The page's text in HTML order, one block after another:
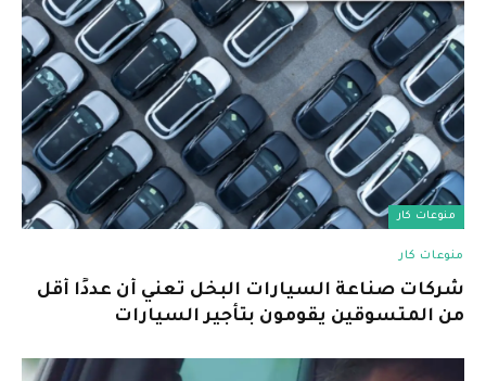
منوعات كار
منوعات كار
شركات صناعة السيارات البخل تعني أن عددًا أقل
من المتسوقين يقومون بتأجير السيارات